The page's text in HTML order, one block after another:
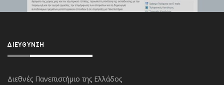
ΔΙΕΎΘΥΝΣΗ
Διεθνές Πανεπιστήμιο της Ελλάδος